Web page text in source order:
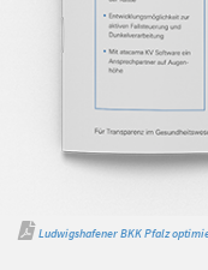
Ludwigshafener BKK Pfalz